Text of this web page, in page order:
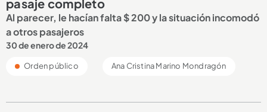
pasaje completo
Al parecer, le hacían falta $ 200 y la situación incomodó
a otros pasajeros
30 de enero de 2024
Orden público Ana Cristina Marino Mondragón